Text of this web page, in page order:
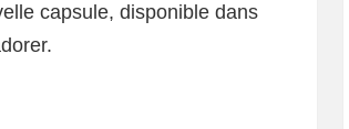
capsule, disponible dans